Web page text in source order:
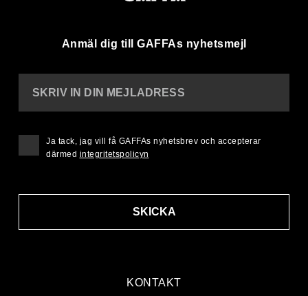
Anmäl dig till GAFFAs nyhetsmejl
KONTAKT
SKRIV IN DIN MEJLADRESS
SKICKA
Ja tack, jag vill få GAFFAs nyhetsbrev och accepterar
därmed integritetspolicyn